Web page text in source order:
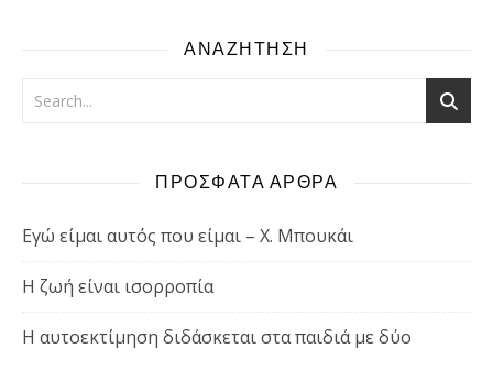
ΑΝΑΖΗΤΗΣΗ
ΠΡΟΣΦΑΤΑ ΑΡΘΡΑ
Εγώ είμαι αυτός που είμαι – Χ. Μπουκάι
Η ζωή είναι ισορροπία
Η αυτοεκτίμηση διδάσκεται στα παιδιά με δύο